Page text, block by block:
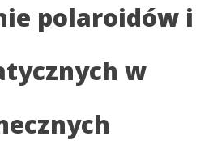
polaroidów i
w